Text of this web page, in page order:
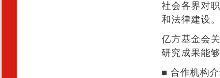
社会各界对
和法律建设。
亿方基金会
研究成果能
■ 合作机构